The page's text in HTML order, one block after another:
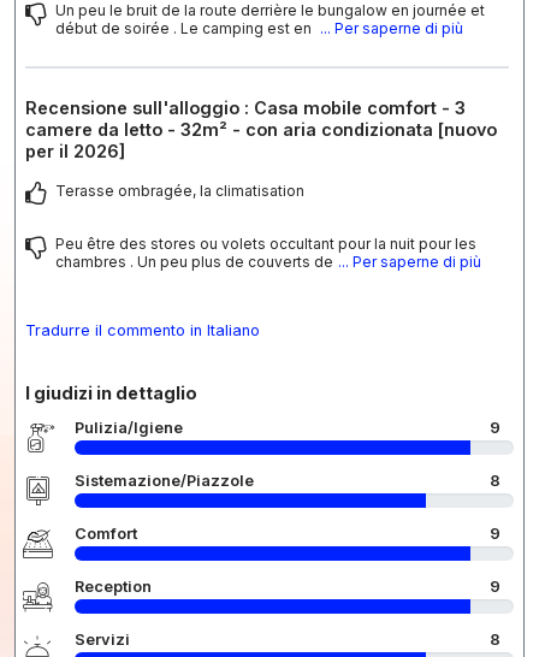
Un peu le bruit de la route derrière le bungalow en journée et
début de soirée . Le camping est en ... Per saperne di più
Recensione sull'alloggio : Casa mobile comfort - 3
camere da letto - 32m² - con aria condizionata [nuovo
per il 2026]
Terasse ombragée, la climatisation
Peu être des stores ou volets occultant pour la nuit pour les
chambres . Un peu plus de couverts de ... Per saperne di più
Tradurre il commento in Italiano
I giudizi in dettaglio
Pulizia/Igiene 9
Sistemazione/Piazzole 8
Comfort 9
Reception 9
Servizi 8